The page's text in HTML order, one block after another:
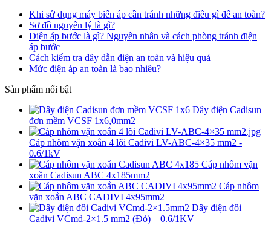
Khi sử dụng máy biến áp cần tránh những điều gì để an toàn?
Sơ đồ nguyên lý là gì?
Điện áp bước là gì? Nguyên nhân và cách phòng tránh điện
áp bước
Cách kiểm tra dây dẫn điện an toàn và hiệu quả
Mức điện áp an toàn là bao nhiêu?
Sản phẩm nổi bật
Dây điện Cadisun
đơn mềm VCSF 1x6,0mm2
Cáp nhôm vặn xoắn 4 lõi Cadivi LV-ABC-4×35 mm2 -
0.6/1kV
Cáp nhôm vặn
xoắn Cadisun ABC 4x185mm2
Cáp nhôm
vặn xoắn ABC CADIVI 4x95mm2
Dây điện đôi
Cadivi VCmd-2×1.5 mm2 (Đỏ) – 0.6/1KV